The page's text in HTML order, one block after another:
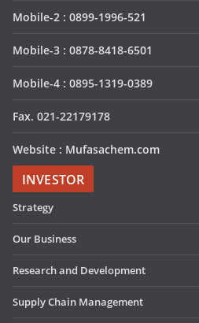
Mobile-2 : 0899-1996-521
Mobile-3 : 0878-8418-6501
Mobile-4 : 0895-1319-0389
Fax. 021-22179178
Website : Mufasachem.com
INVESTOR
Strategy
Our Business
Research and Development
Supply Chain Management